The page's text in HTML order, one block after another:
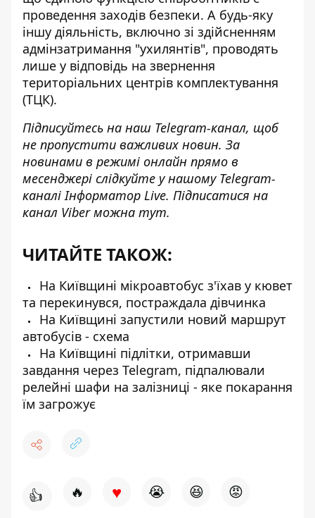
проведення заходів безпеки. А будь-яку
іншу діяльність, включно зі здійсненням
адмінзатримання "ухилянтів", проводять
лише у відповідь на звернення
територіальних центрів комплектування
(ТЦК).
Підписуйтесь на наш Telegram-канал, щоб
не пропустити важливих новин. За
новинами в режимі онлайн прямо в
месенджері слідкуйте у нашому Telegram-
каналіІнформатор Live. Підписатися на
канал Viber можна тут.
ЧИТАЙТЕ ТАКОЖ:
На Київщині мікроавтобус з'їхав у кювет
та перекинувся, постраждала дівчинка
На Київщині запустили новий маршрут
автобусів - схема
На Київщині підлітки, отримавши
завдання через Telegram, підпалювали
релейні шафи на залізниці - яке покарання
їм загрожує
👍 🔥 ♥ 😭 😆 😡